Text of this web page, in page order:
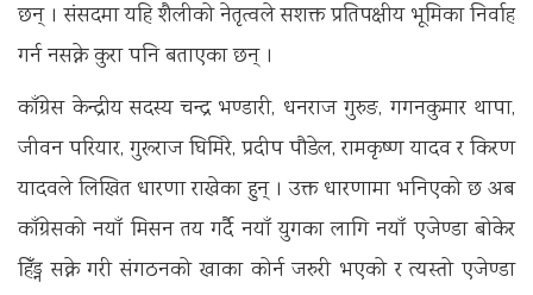
छन् । संसदमा यहि शैलीको नेतृत्वले सशक्त प्रतिपक्षीय भूमिका निर्वाह
गर्न नसक्ने कुरा पनि बताएका छन् ।
काँग्रेस केन्द्रीय सदस्य चन्द्र भण्डारी, धनराज गुरुङ, गगनकुमार थापा,
जीवन परियार, गुरूराज घिमिरे, प्रदीप पौडेल, रामकृष्ण यादव र किरण
यादवले लिखित धारणा राखेका हुन् । उक्त धारणामा भनिएको छ अब
काँग्रेसको नयाँ मिसन तय गर्दै नयाँ युगका लागि नयाँ एजेण्डा बोकेर
हिँड्न सक्ने गरी संगठनको खाका कोर्न जरुरी भएको र त्यस्तो एजेण्डा